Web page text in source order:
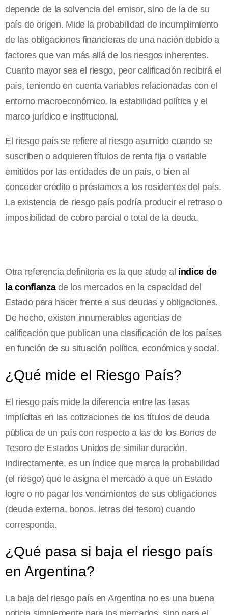
depende de la solvencia del emisor, sino de la de su
país de origen. Mide la probabilidad de incumplimiento
de las obligaciones financieras de una nación debido a
factores que van más allá de los riesgos inherentes.
Cuanto mayor sea el riesgo, peor calificación recibirá el
país, teniendo en cuenta variables relacionadas con el
entorno macroeconómico, la estabilidad política y el
marco jurídico e institucional.
El riesgo país se refiere al riesgo asumido cuando se
suscriben o adquieren títulos de renta fija o variable
emitidos por las entidades de un país, o bien al
conceder crédito o préstamos a los residentes del país.
La existencia de riesgo país podría producir el retraso o
imposibilidad de cobro parcial o total de la deuda.
Otra referencia definitoria es la que alude al índice de
la confianzade los mercados en la capacidad del
Estado para hacer frente a sus deudas y obligaciones.
De hecho, existen innumerables agencias de
calificación que publican una clasificación de los países
en función de su situación política, económica y social.
¿Qué mide el Riesgo País?
El riesgo país mide la diferencia entre las tasas
implícitas en las cotizaciones de los títulos de deuda
pública de un país con respecto a las de los Bonos de
Tesoro de Estados Unidos de similar duración.
Indirectamente, es un índice que marca la probabilidad
(el riesgo) que le asigna el mercado a que un Estado
logre o no pagar los vencimientos de sus obligaciones
(deuda externa, bonos, letras del tesoro) cuando
corresponda.
¿Qué pasa si baja el riesgo país
en Argentina?
La baja del riesgo país en Argentina no es una buena